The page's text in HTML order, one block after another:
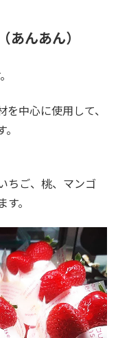
んあん）
中心に使用して、
ちご、桃、マンゴ
。